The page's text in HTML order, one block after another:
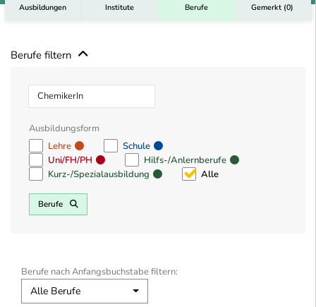
Ausbildungen Institute Berufe Gemerkt (0)
Berufe filtern
Beruf
Ausbildungsform
Lehre
Schule
Uni/FH/PH
Hilfs-/Anlernberufe
Kurz-/Spezialausbildung
Alle
Berufe
Berufe nach Anfangsbuchstabe filtern:
Alle Berufe